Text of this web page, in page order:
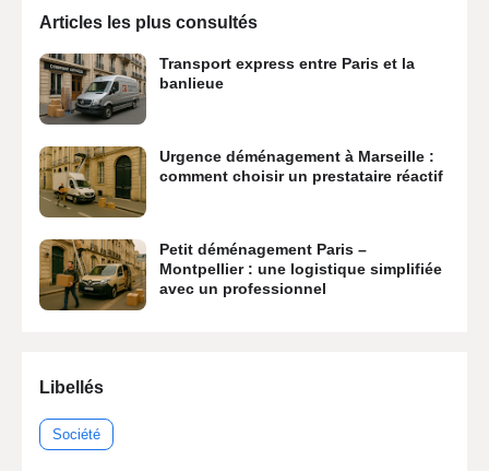
Articles les plus consultés
Transport express entre Paris et la
banlieue
Urgence déménagement à Marseille :
comment choisir un prestataire réactif
Petit déménagement Paris –
Montpellier : une logistique simplifiée
avec un professionnel
Libellés
Société